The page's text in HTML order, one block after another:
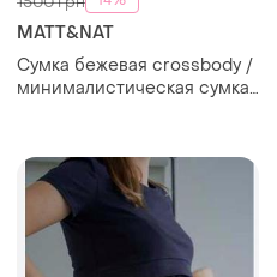
MATT&NAT
Сумка бежевая crossbody /
минималистическая сумка